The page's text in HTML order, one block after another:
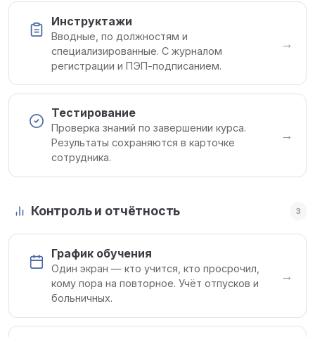
Инструктажи
Вводные, по должностям и
специализированные. С журналом
регистрации и ПЭП-подписанием.
→
Тестирование
Проверка знаний по завершении курса.
Результаты сохраняются в карточке
сотрудника.
→
Контроль и отчётность 3
График обучения
Один экран — кто учится, кто просрочил,
кому пора на повторное. Учёт отпусков и
больничных.
→